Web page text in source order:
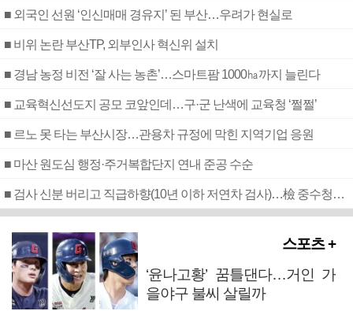
■ 외국인 선원 ‘인신매매 경유지’ 된 부산…우려가 현실로
■ 비위 논란 부산TP, 외부인사 혁신위 설치
■ 경남 농정 비전 ‘잘 사는 농촌’…스마트팜 1000㏊까지 늘린다
■ 교육혁신선도지 공모 코앞인데…구·군 난색에 교육청 ‘쩔쩔’
■ 르노 못 타는 부산시장…관용차 규정에 막힌 지역기업 응원
■ 마산 원도심 행정·주거복합단지 연내 준공 수순
■ 검사 신분 버리고 직급하향(10년 이하 저연차 검사)…檢 중수청행 기피
스포츠 +
‘윤나고황’ 꿈틀댄다…거인 가
을야구 불씨 살릴까